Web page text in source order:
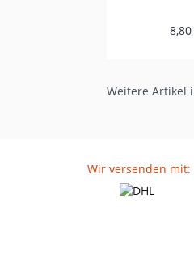
Weitere Artikel
Wir versenden mit: